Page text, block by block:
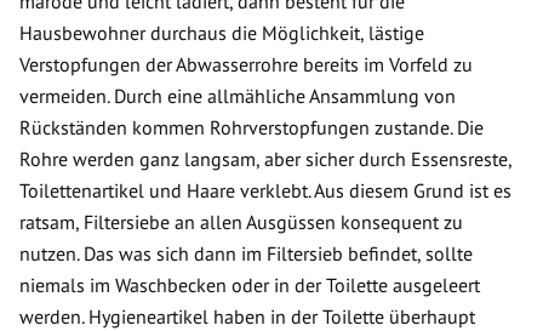
Hausbewohner durchaus die Möglichkeit, lästige
Verstopfungen der Abwasserrohre bereits im Vorfeld zu
vermeiden. Durch eine allmähliche Ansammlung von
Rückständen kommen Rohrverstopfungen zustande. Die
Rohre werden ganz langsam, aber sicher durch Essensreste,
Toilettenartikel und Haare verklebt. Aus diesem Grund ist es
ratsam, Filtersiebe an allen Ausgüssen konsequent zu
nutzen. Das was sich dann im Filtersieb befindet, sollte
niemals im Waschbecken oder in der Toilette ausgeleert
werden. Hygieneartikel haben in der Toilette überhaupt